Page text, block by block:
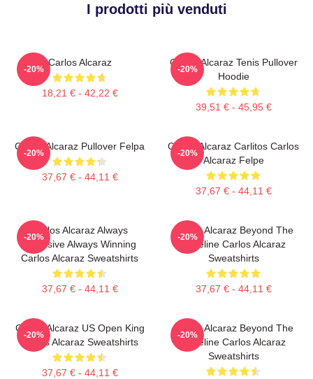
I prodotti più venduti
Carlos Alcaraz
18,21 € - 42,22 €
-20%
Carlos Alcaraz Tenis Pullover
Hoodie
39,51 € - 45,95 €
-20%
Carlos Alcaraz Pullover Felpa
37,67 € - 44,11 €
-20%
Carlos Alcaraz Carlitos Carlos
Alcaraz Felpe
37,67 € - 44,11 €
-20%
Carlos Alcaraz Always
Explosive Always Winning
Carlos Alcaraz Sweatshirts
37,67 € - 44,11 €
-20%
Carlos Alcaraz Beyond The
Baseline Carlos Alcaraz
Sweatshirts
37,67 € - 44,11 €
-20%
Carlos Alcaraz US Open King
Carlos Alcaraz Sweatshirts
37,67 € - 44,11 €
-20%
Carlos Alcaraz Beyond The
Baseline Carlos Alcaraz
Sweatshirts
-20%